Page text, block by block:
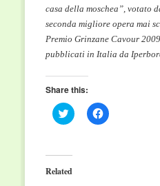
casa della moschea”, votato
seconda migliore opera mai
Premio Grinzane Cavour
pubblicati in Italia da
Share this:
Click
to
(Opens
in
new
Click
to
Related